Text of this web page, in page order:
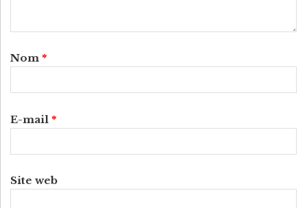
Nom *
E-mail *
Site web